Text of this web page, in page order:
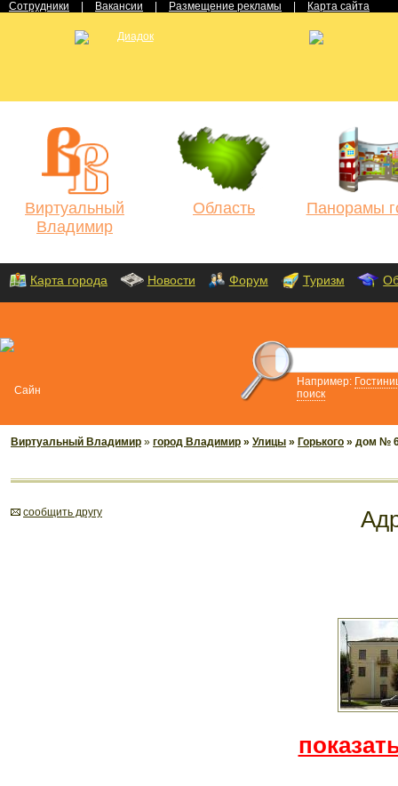
Сотрудники Вакансии Размещение рекламы Карта сайта
Виртуальный
Владимир
Область Панорамы
Карта города Новости Форум Туризм
Например:
поиск
Виртуальный Владимир » город Владимир » Улицы » Горького » дом №
cообщить другу